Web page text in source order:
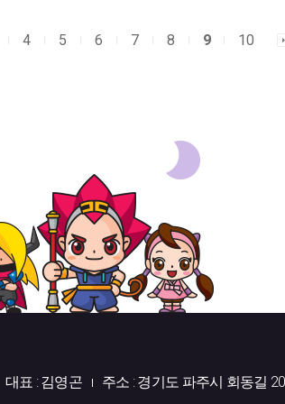
4 5 6 7 8 9 10
대표 : 김영곤
주소 : 경기도 파주시 회동길